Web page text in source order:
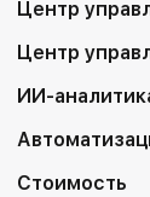
Центр
Центр
ИИ-
Стоимость